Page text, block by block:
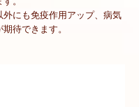
にも免疫作用アップ、病気
待できます。